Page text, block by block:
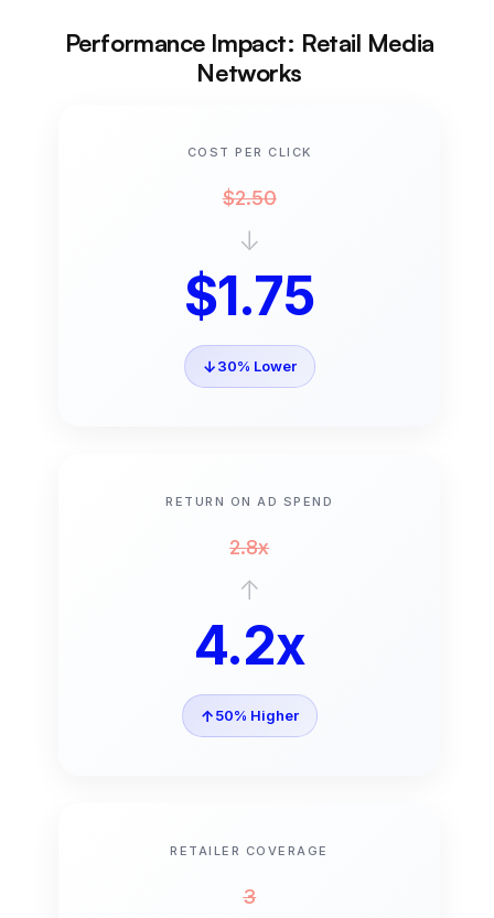
Performance Impact: Retail Media
Networks
COST PER CLICK
$2.50
↓
$1.75
↓30% Lower
RETURN ON AD SPEND
2.8x
↑
4.2x
↑50% Higher
RETAILER COVERAGE
3